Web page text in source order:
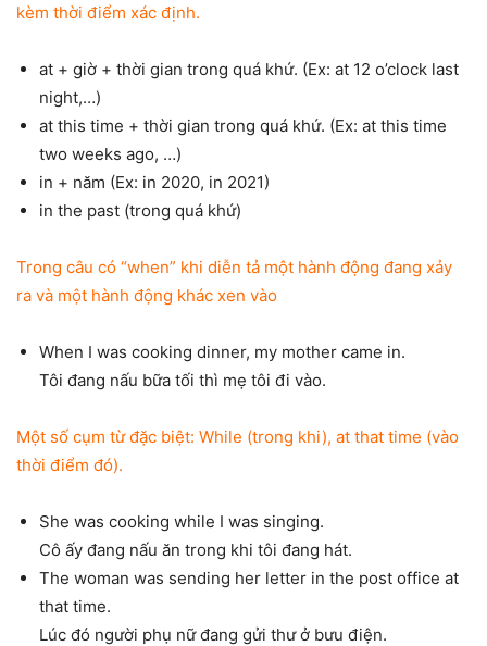
kèm thời điểm xác định.
at + giờ + thời gian trong quá khứ. (Ex: at 12 o’clock last
night,…)
at this time + thời gian trong quá khứ. (Ex: at this time
two weeks ago, …)
in + năm (Ex: in 2020, in 2021)
in the past (trong quá khứ)
Trong câu có “when” khi diễn tả một hành động đang xảy
ra và một hành động khác xen vào
When I was cooking dinner, my mother came in.
Tôi đang nấu bữa tối thì mẹ tôi đi vào.
Một số cụm từ đặc biệt: While (trong khi), at that time (vào
thời điểm đó).
She was cooking while I was singing.
Cô ấy đang nấu ăn trong khi tôi đang hát.
The woman was sending her letter in the post office at
that time.
Lúc đó người phụ nữ đang gửi thư ở bưu điện.